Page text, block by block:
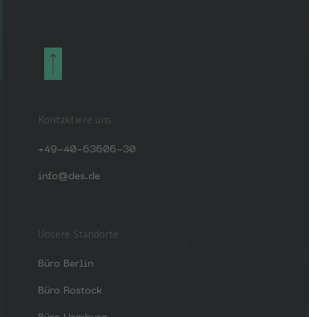
Kontaktiere uns
+49-40-63606-30
info@des.de
Unsere Standorte
Büro Berlin
Büro Rostock